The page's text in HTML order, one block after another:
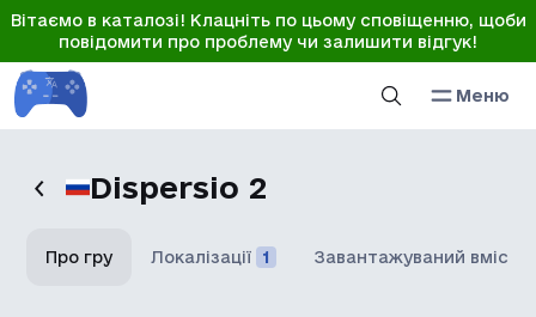
Вітаємо в каталозі! Клацніть по цьому сповіщенню, щоби
повідомити про проблему чи залишити відгук!
Меню
Dispersio 2
Про гру Локалізації 1 Завантажуваний вміст